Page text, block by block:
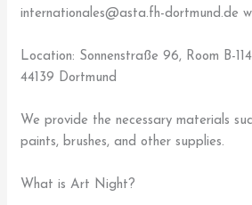
internationales@asta.fh-dortmund.de
Location: Sonnenstraße 96, Room B-
44139 Dortmund
We provide the necessary materials
paints, brushes, and other supplies.
What is Art Night?